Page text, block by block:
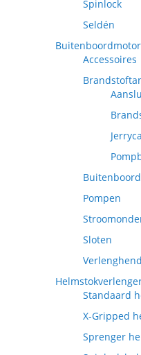
Spinlock
Seldén
Accessoires
Pompen
Sloten
Standaard
X-Gripped
Sprenger